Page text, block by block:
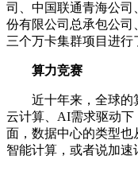
司、中国联通青海公
份有限公司总承包公
三个万卡集群项目进行
算力竞赛
近十年来，全球的算
云计算、AI需求驱动
面，数据中心的类型
智能计算，或者说加速